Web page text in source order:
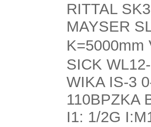
RITTAL
MAYSER
SICK
WIKA IS-3
110BPZKA
I1: 1/2G